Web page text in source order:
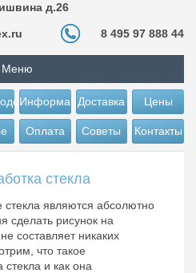
д.26
8 495 97 888 44
Меню
ИнформацияДоставка Цены
Оплата Советы Контакты
стекла
стекла являются абсолютно
сделать рисунок на
составляет никаких
что такое
стекла и как она